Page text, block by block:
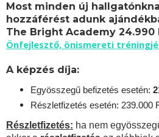
Most minden új
hozzáférést adunk
The Bright Academy 24.990
Önfejlesztő, önismereti
A képzés díja:
Egyösszegű befizetés esetén:
Részletfizetés esetén: 239.000
Részletfizetés: ha nem